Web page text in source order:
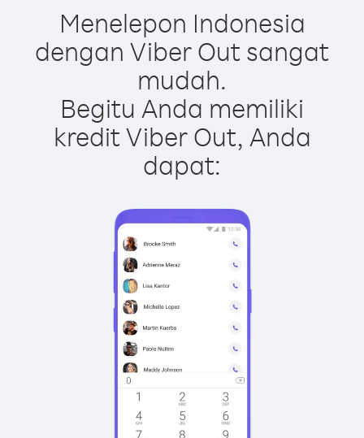
Menelepon Indonesia
dengan Viber Out sangat
mudah.
Begitu Anda memiliki
kredit Viber Out, Anda
dapat: